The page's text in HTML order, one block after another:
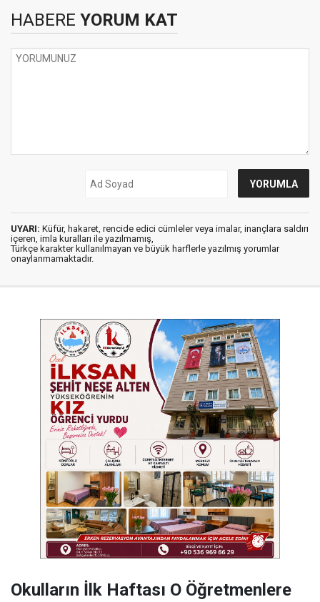
HABERE YORUM KAT
UYARI: Küfür, hakaret, rencide edici cümleler veya imalar, inançlara saldırı
içeren, imla kuralları ile yazılmamış,
Türkçe karakter kullanılmayan ve büyük harflerle yazılmış yorumlar
onaylanmamaktadır.
Okulların İlk Haftası O Öğretmenlere